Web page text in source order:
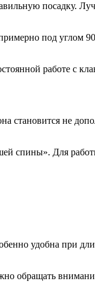
посадку.
под углом
работе с
становится не
спины». Для
удобна при
обращать